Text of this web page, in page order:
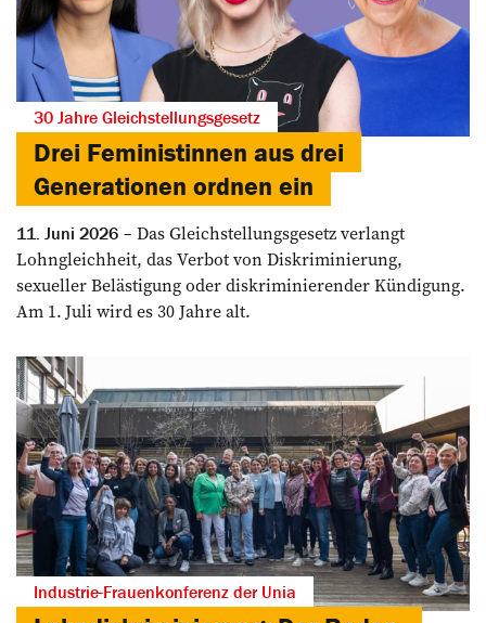
30 Jahre Gleichstellungsgesetz
Drei Feministinnen aus drei
Generationen ordnen ein
11. Juni 2026
Das Gleichstellungsgesetz verlangt
Lohngleichheit, das Verbot von Diskriminierung,
sexueller Belästigung oder diskriminierender Kündigung.
Am 1. Juli wird es 30 Jahre alt.
Industrie-Frauenkonferenz der Unia